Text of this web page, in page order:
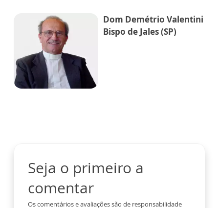
Dom Demétrio Valentini
Bispo de Jales (SP)
Seja o primeiro a
comentar
Os comentários e avaliações são de responsabilidade